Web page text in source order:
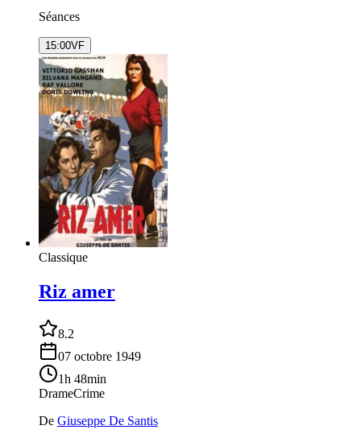
Séances
15:00VF
Classique
Riz amer
8.2
07 octobre 1949
1h 48min
DrameCrime
De Giuseppe De Santis